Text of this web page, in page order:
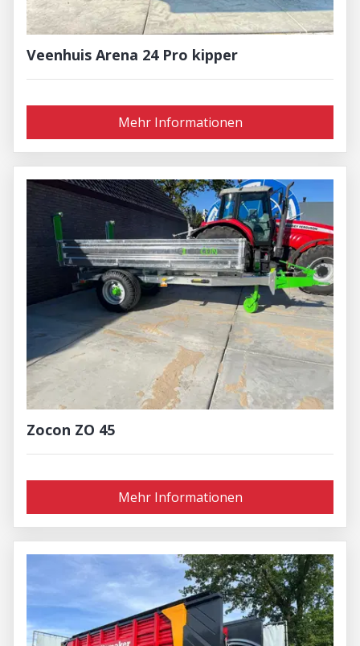
Veenhuis Arena 24 Pro kipper
Mehr Informationen
Zocon ZO 45
Mehr Informationen